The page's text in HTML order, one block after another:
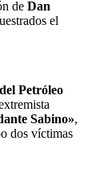
de Dan
el
Petróleo
Sabino»,
dos víctimas